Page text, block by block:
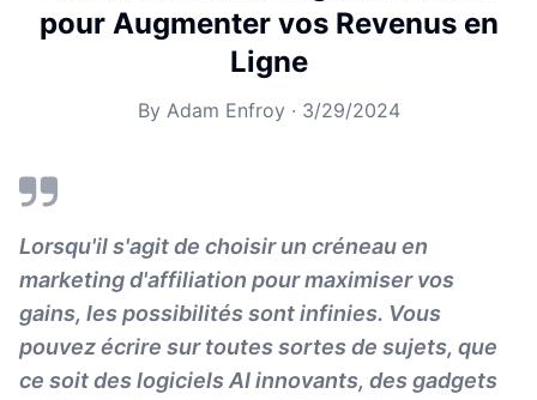
pour Augmenter vos Revenus en
Ligne
By Adam Enfroy · 3/29/2024
Lorsqu'il s'agit de choisir un créneau en
marketing d'affiliation pour maximiser vos
gains, les possibilités sont infinies. Vous
pouvez écrire sur toutes sortes de sujets, que
ce soit des logiciels AI innovants, des gadgets